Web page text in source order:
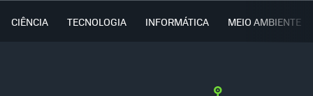
CIÊNCIA TECNOLOGIA INFORMÁTICA MEIO AMBIENTE